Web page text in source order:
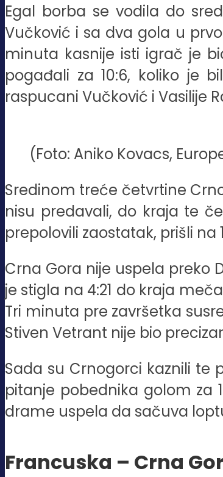
Egal borba se vodila do
Vučković i sa dva gola u
minuta kasnije isti igrač je
pogađali za 10:6, koliko je
raspucani Vučković i Vasilije
(Foto: Aniko Kovacs,
Sredinom treće četvrtine
nisu predavali, do kraja te
prepolovili zaostatak, prišli na
Crna Gora nije uspela preko
je stigla na 4:21 do kraja
Tri minuta pre završetka
Stiven Vetrant nije bio
Sada su Crnogorci kaznili te
pitanje pobednika golom za
drame uspela da sačuva
Francuska – Crna